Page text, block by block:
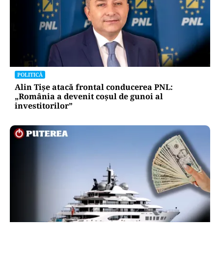
POLITICĂ
Alin Tișe atacă frontal conducerea PNL:
„România a devenit coșul de gunoi al
investitorilor”